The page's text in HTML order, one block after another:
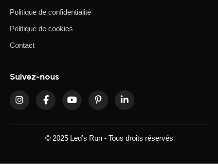
Politique de confidentialité
Politique de cookies
Contact
Suivez-nous
© 2025 Led’s Run - Tous droits réservés